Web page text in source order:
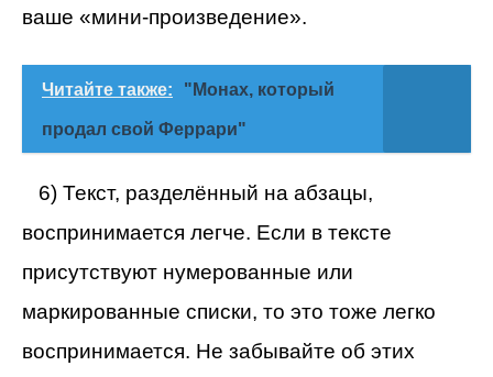
ваше «мини-произведение».
Читайте также: "Монах, который
продал свой Феррари"
6) Текст, разделённый на абзацы,
воспринимается легче. Если в тексте
присутствуют нумерованные или
маркированные списки, то это тоже легко
воспринимается. Не забывайте об этих